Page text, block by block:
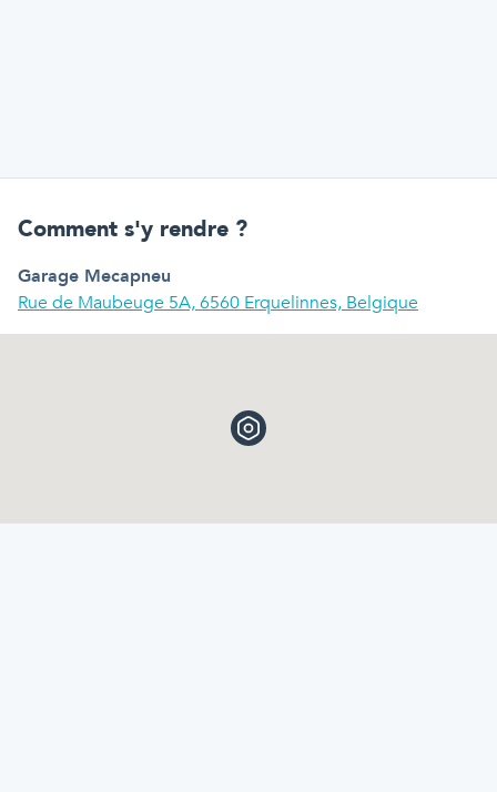
Comment s'y rendre ?
Garage Mecapneu
Rue de Maubeuge 5A, 6560 Erquelinnes, Belgique